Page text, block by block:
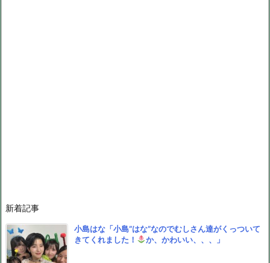
新着記事
小島はな「小島”はな”なのでむしさん達がくっついて
きてくれました！
か、かわいい、、、」